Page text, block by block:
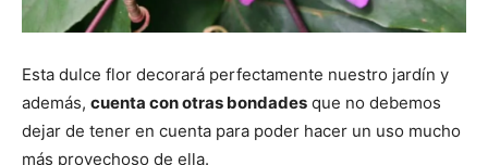
Esta dulce flor decorará perfectamente nuestro jardín y
además, cuenta con otras bondades que no debemos
dejar de tener en cuenta para poder hacer un uso mucho
más provechoso de ella.